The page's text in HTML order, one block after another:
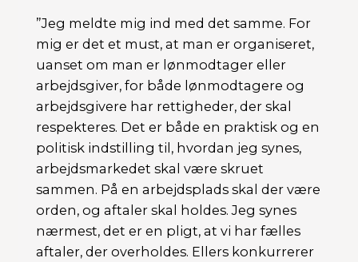
”Jeg meldte mig ind med det samme. For
mig er det et must, at man er organiseret,
uanset om man er lønmodtager eller
arbejdsgiver, for både lønmodtagere og
arbejdsgivere har rettigheder, der skal
respekteres. Det er både en praktisk og en
politisk indstilling til, hvordan jeg synes,
arbejdsmarkedet skal være skruet
sammen. På en arbejdsplads skal der være
orden, og aftaler skal holdes. Jeg synes
nærmest, det er en pligt, at vi har fælles
aftaler, der overholdes. Ellers konkurrerer